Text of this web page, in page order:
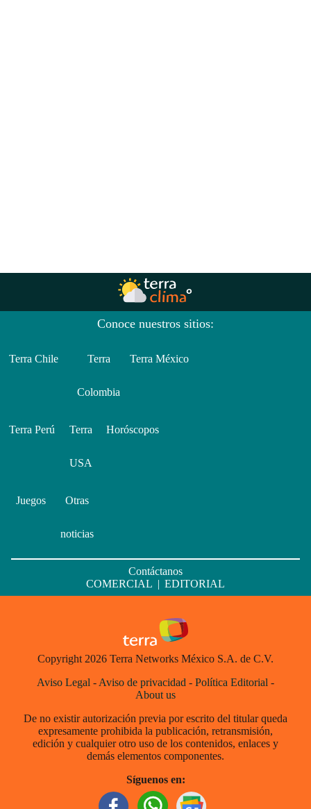
Conoce nuestros sitios:
Terra Chile Terra
Colombia
Terra México
Terra Perú Terra
USA
Horóscopos
Juegos Otras
noticias
Contáctanos
COMERCIAL | EDITORIAL
Copyright 2026 Terra Networks México S.A. de C.V.
Aviso Legal - Aviso de privacidad - Política Editorial -
About us
De no existir autorización previa por escrito del titular queda
expresamente prohibida la publicación, retransmisión,
edición y cualquier otro uso de los contenidos, enlaces y
demás elementos componentes.
Síguenos en: